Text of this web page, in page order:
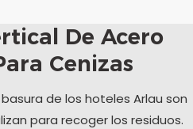
De Acero
Cenizas
de los hoteles Arlau son
para recoger los residuos.